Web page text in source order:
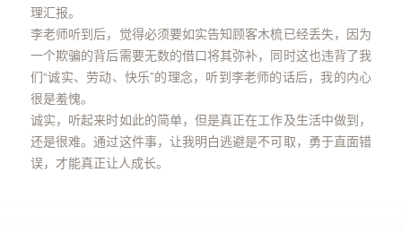
理汇报。
李老师听到后，觉得必须要如实告知顾客木梳已经丢失，因为
一个欺骗的背后需要无数的借口将其弥补，同时这也违背了我
们“诚实、劳动、快乐”的理念，听到李老师的话后，我的内心
很是羞愧。
诚实，听起来时如此的简单，但是真正在工作及生活中做到，
还是很难。通过这件事，让我明白逃避是不可取，勇于直面错
误，才能真正让人成长。